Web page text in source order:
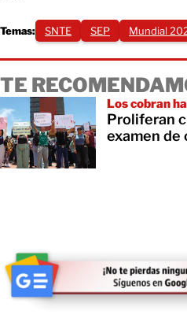
Temas: SNTE SEP Mundial
TE
Los cobran
Proliferan
examen de